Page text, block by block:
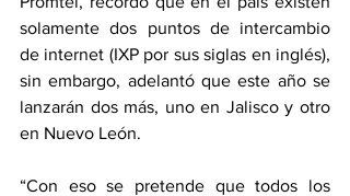
solamente dos puntos de intercambio
de internet (IXP por sus siglas en inglés),
sin embargo, adelantó que este año se
lanzarán dos más, uno en Jalisco y otro
en Nuevo León.
“Con eso se pretende que todos los